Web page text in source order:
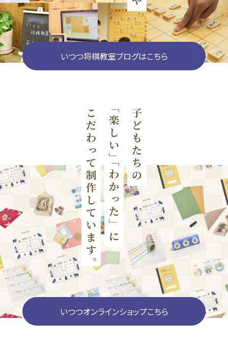
いつつ将棋教室ブログはこちら
いつつオンラインショップこちら